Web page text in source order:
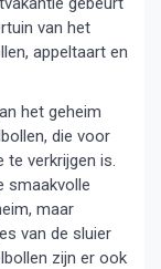
van het
appeltaart en
het geheim
die voor
te verkrijgen is.
smaakvolle
maar
van de sluier
zijn er ook